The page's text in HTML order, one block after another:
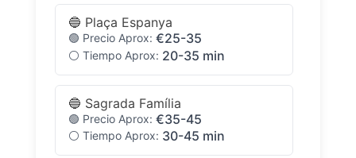
🔵 Plaça Espanya
🟢 Precio Aprox: €25-35
⚪ Tiempo Aprox: 20-35 min
🔵 Sagrada Família
🟢 Precio Aprox: €35-45
⚪ Tiempo Aprox: 30-45 min